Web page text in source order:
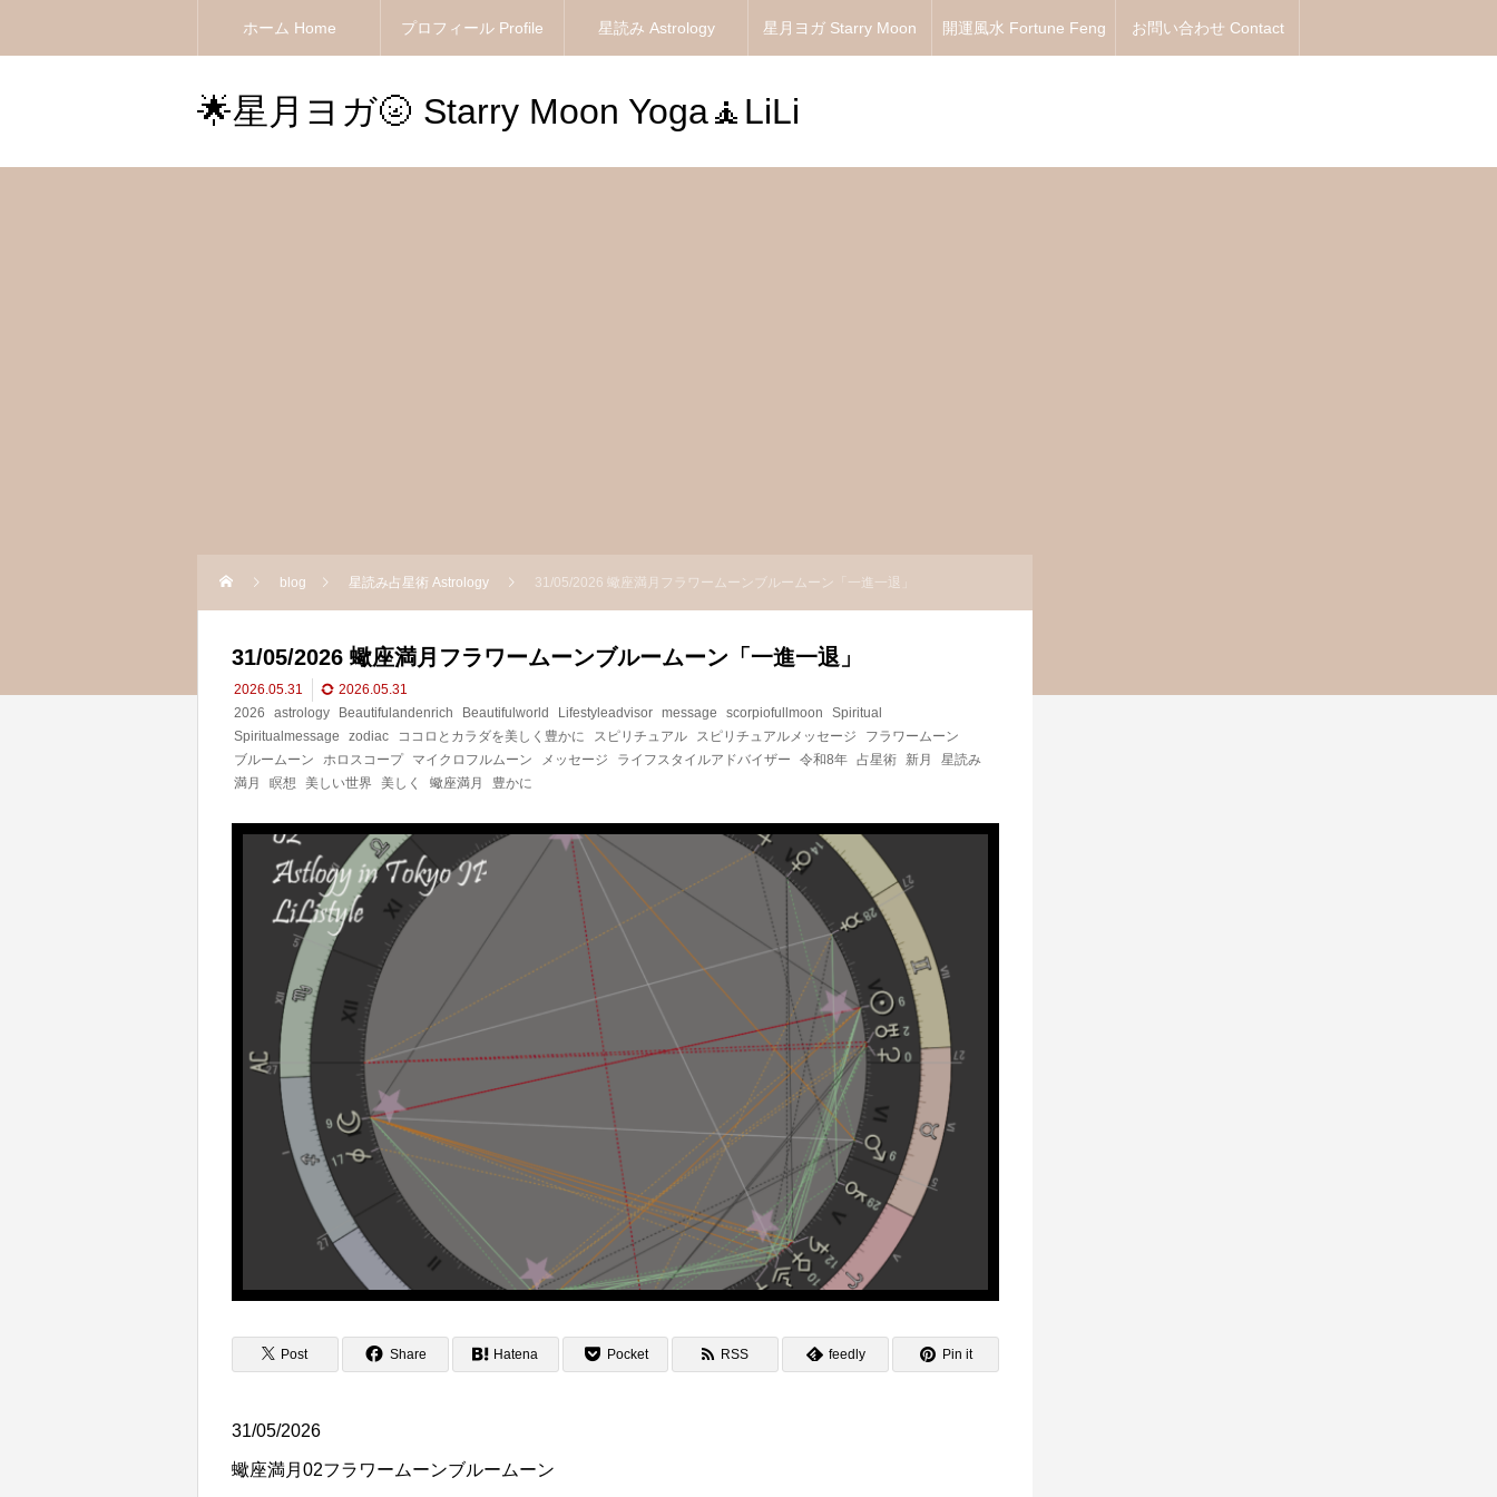
ホーム Home プロフィール Profile 星読み Astrology 星月ヨガ Starry Moon 開運風水 Fortune Feng お問い合わせ Contact
🌟星月ヨガ🌝 Starry Moon Yoga🧘LiLi
blog 星読み占星術 Astrology 31/05/2026 蠍座満月フラワームーンブルームーン「一進一退」
31/05/2026 蠍座満月フラワームーンブルームーン「一進一退」
2026.05.31
2026.05.31
2026
astrology Beautifulandenrich Beautifulworld Lifestyleadvisor message scorpiofullmoon
Spiritual
Spiritualmessage
zodiac ココロとカラダを美しく豊かに スピリチュアル スピリチュアルメッセージ
フラワームーン
ブルームーン
ホロスコープ マイクロフルムーン メッセージ ライフスタイルアドバイザー 令和8年 占星術 新月
星読み
満月
瞑想 美しい世界 美しく 蠍座満月 豊かに
Post Share Hatena Pocket RSS feedly Pin it
31/05/2026
蠍座満月02フラワームーンブルームーン